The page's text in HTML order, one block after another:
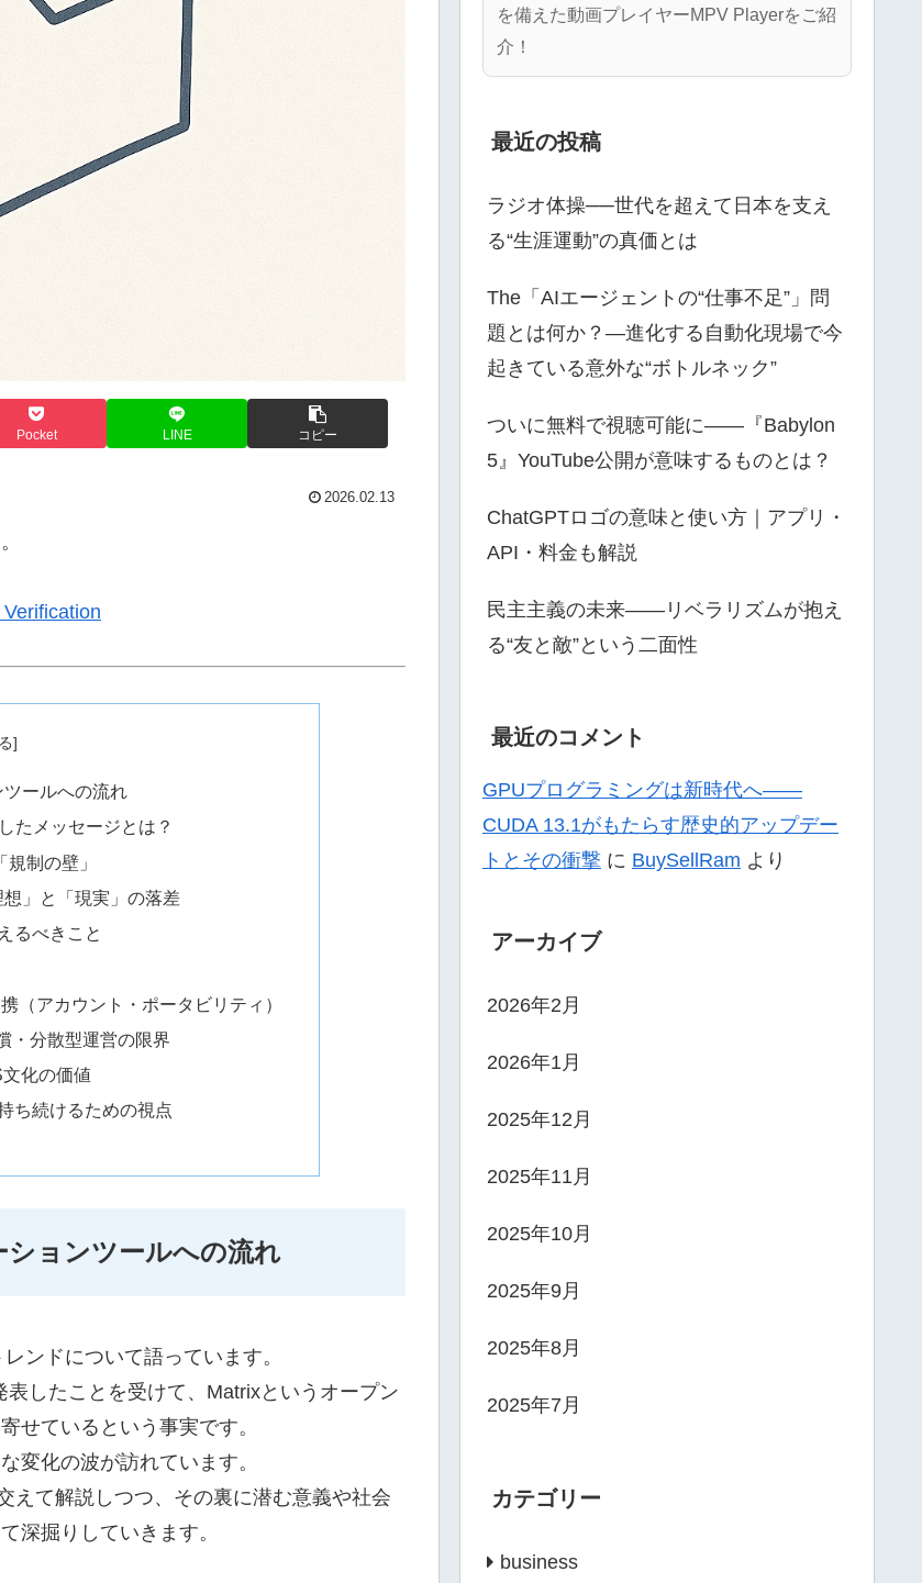
Pocket LINE コピー
2026.02.13
ールへの流れ
たメッセージとは？
制の壁」
」と「現実」の落差
るべきこと
（アカウント・ポータビリティ）
・分散型運営の限界
化の価値
ち続けるための視点
ョンツールへの流れ
ンドについて語っています。
したことを受けて、Matrixというオープン
せているという事実です。
変化の波が訪れています。
えて解説しつつ、その裏に潜む意義や社会
深掘りしていきます。
を備えた動画プレイヤーMPV Playerをご紹
介！
最近の投稿
ラジオ体操──世代を超えて日本を支え
る“生涯運動”の真価とは
The「AIエージェントの“仕事不足”」問
題とは何か？—進化する自動化現場で今
起きている意外な“ボトルネック”
ついに無料で視聴可能に――『Babylon
5』YouTube公開が意味するものとは？
ChatGPTロゴの意味と使い方｜アプリ・
API・料金も解説
民主主義の未来――リベラリズムが抱え
る“友と敵”という二面性
最近のコメント
GPUプログラミングは新時代へ——
CUDA 13.1がもたらす歴史的アップデー
トとその衝撃 に BuySellRam より
アーカイブ
2026年2月
2026年1月
2025年12月
2025年11月
2025年10月
2025年9月
2025年8月
2025年7月
カテゴリー
business